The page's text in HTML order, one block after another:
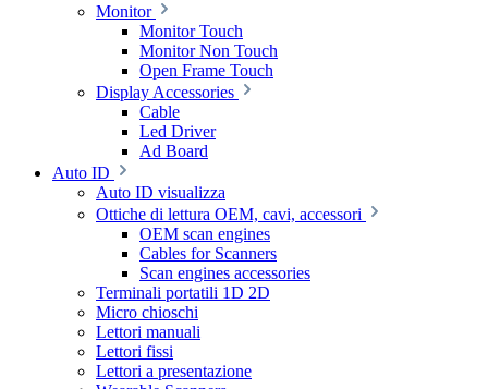
Monitor
Monitor Touch
Monitor Non Touch
Open Frame Touch
Display Accessories
Cable
Led Driver
Ad Board
Auto ID
Auto ID visualizza
Ottiche di lettura OEM, cavi, accessori
OEM scan engines
Cables for Scanners
Scan engines accessories
Terminali portatili 1D 2D
Micro chioschi
Lettori manuali
Lettori fissi
Lettori a presentazione